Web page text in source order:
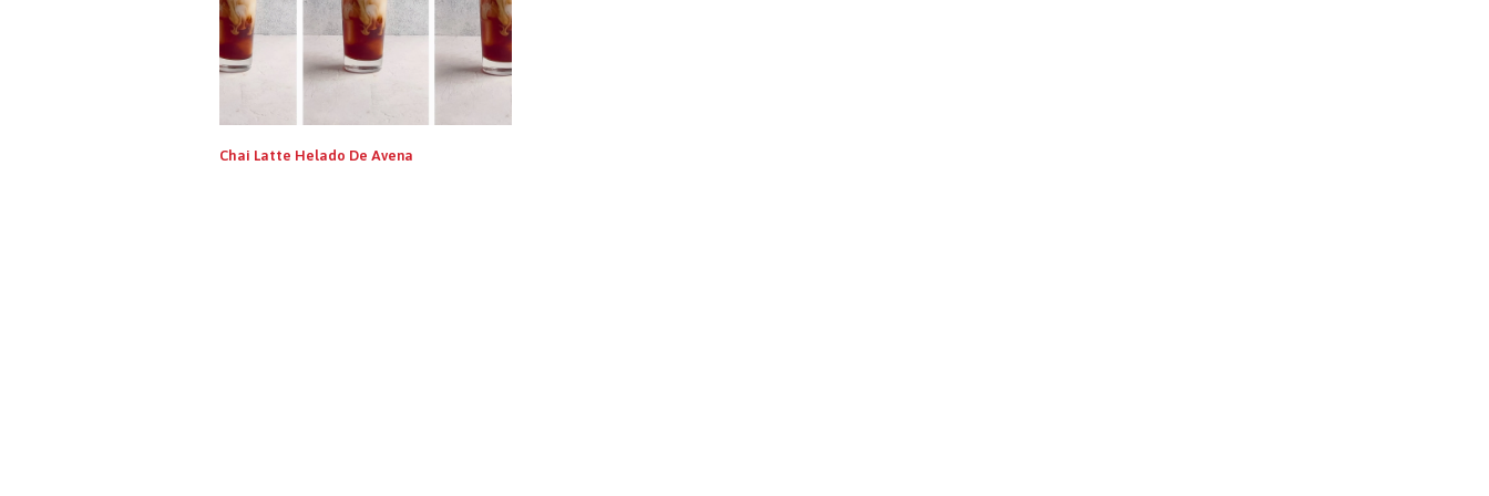
Chai Latte Helado De Avena